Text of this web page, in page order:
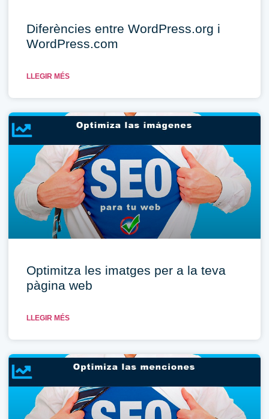
Diferències entre WordPress.org i
WordPress.com
LLEGIR MÉS
Optimitza les imatges per a la teva
pàgina web
LLEGIR MÉS